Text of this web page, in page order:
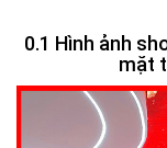
Hình ảnh
mặt